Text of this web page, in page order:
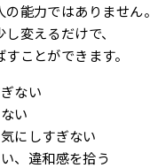
能力ではありません。
変えるだけで、
ことができます。
ない
い
にしすぎない
、違和感を拾う